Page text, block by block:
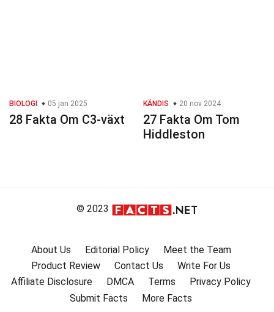
BIOLOGI 05 jan 2025
28 Fakta Om C3-växt
KÄNDIS 20 nov 2024
27 Fakta Om Tom
Hiddleston
© 2023
About Us Editorial Policy
Meet the Team
Product Review
Contact Us
Write For Us
Affiliate Disclosure
DMCA Terms
Privacy Policy
Submit Facts
More Facts